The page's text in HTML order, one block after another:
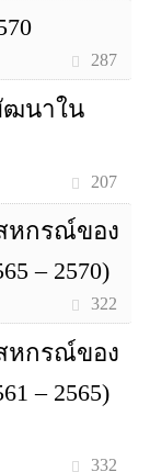
287
ฒนาใน
207
หกรณ์ของ
– 2570)
322
หกรณ์ของ
– 2565)
332